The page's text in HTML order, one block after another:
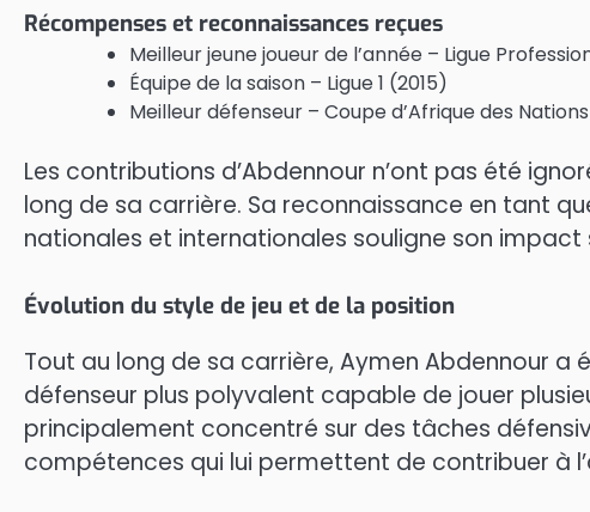
Récompenses et reconnaissances reçues
Meilleur jeune joueur de l’année – Ligue
Équipe de la saison – Ligue 1 (2015)
Meilleur défenseur – Coupe d’Afrique des
Les contributions d’Abdennour n’ont pas été
long de sa carrière. Sa reconnaissance en tant
nationales et internationales souligne son impact
Évolution du style de jeu et de la position
Tout au long de sa carrière, Aymen Abdennour a
défenseur plus polyvalent capable de jouer
principalement concentré sur des tâches
compétences qui lui permettent de contribuer à